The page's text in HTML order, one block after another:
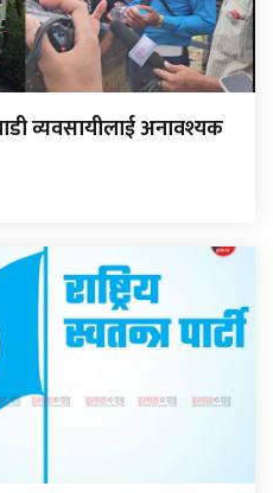
व्यवसायीलाई अनावश्यक